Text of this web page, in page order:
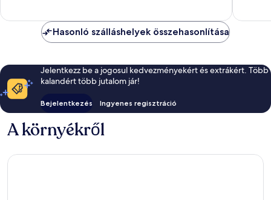
értékelés
Hasonló szálláshelyek összehasonlítása
Jelentkezz be a jogosul kedvezményekért és extrákért. Több
kalandért több jutalom jár!
Bejelentkezés Ingyenes regisztráció
A környékről